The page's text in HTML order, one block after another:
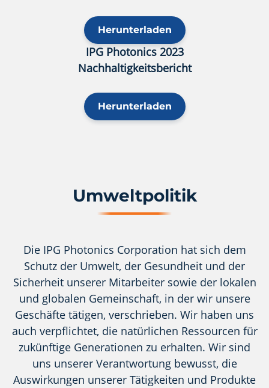
Herunterladen
IPG Photonics 2023
Nachhaltigkeitsbericht
Herunterladen
Umweltpolitik
Die IPG Photonics Corporation hat sich dem
Schutz der Umwelt, der Gesundheit und der
Sicherheit unserer Mitarbeiter sowie der lokalen
und globalen Gemeinschaft, in der wir unsere
Geschäfte tätigen, verschrieben. Wir haben uns
auch verpflichtet, die natürlichen Ressourcen für
zukünftige Generationen zu erhalten. Wir sind
uns unserer Verantwortung bewusst, die
Auswirkungen unserer Tätigkeiten und Produkte